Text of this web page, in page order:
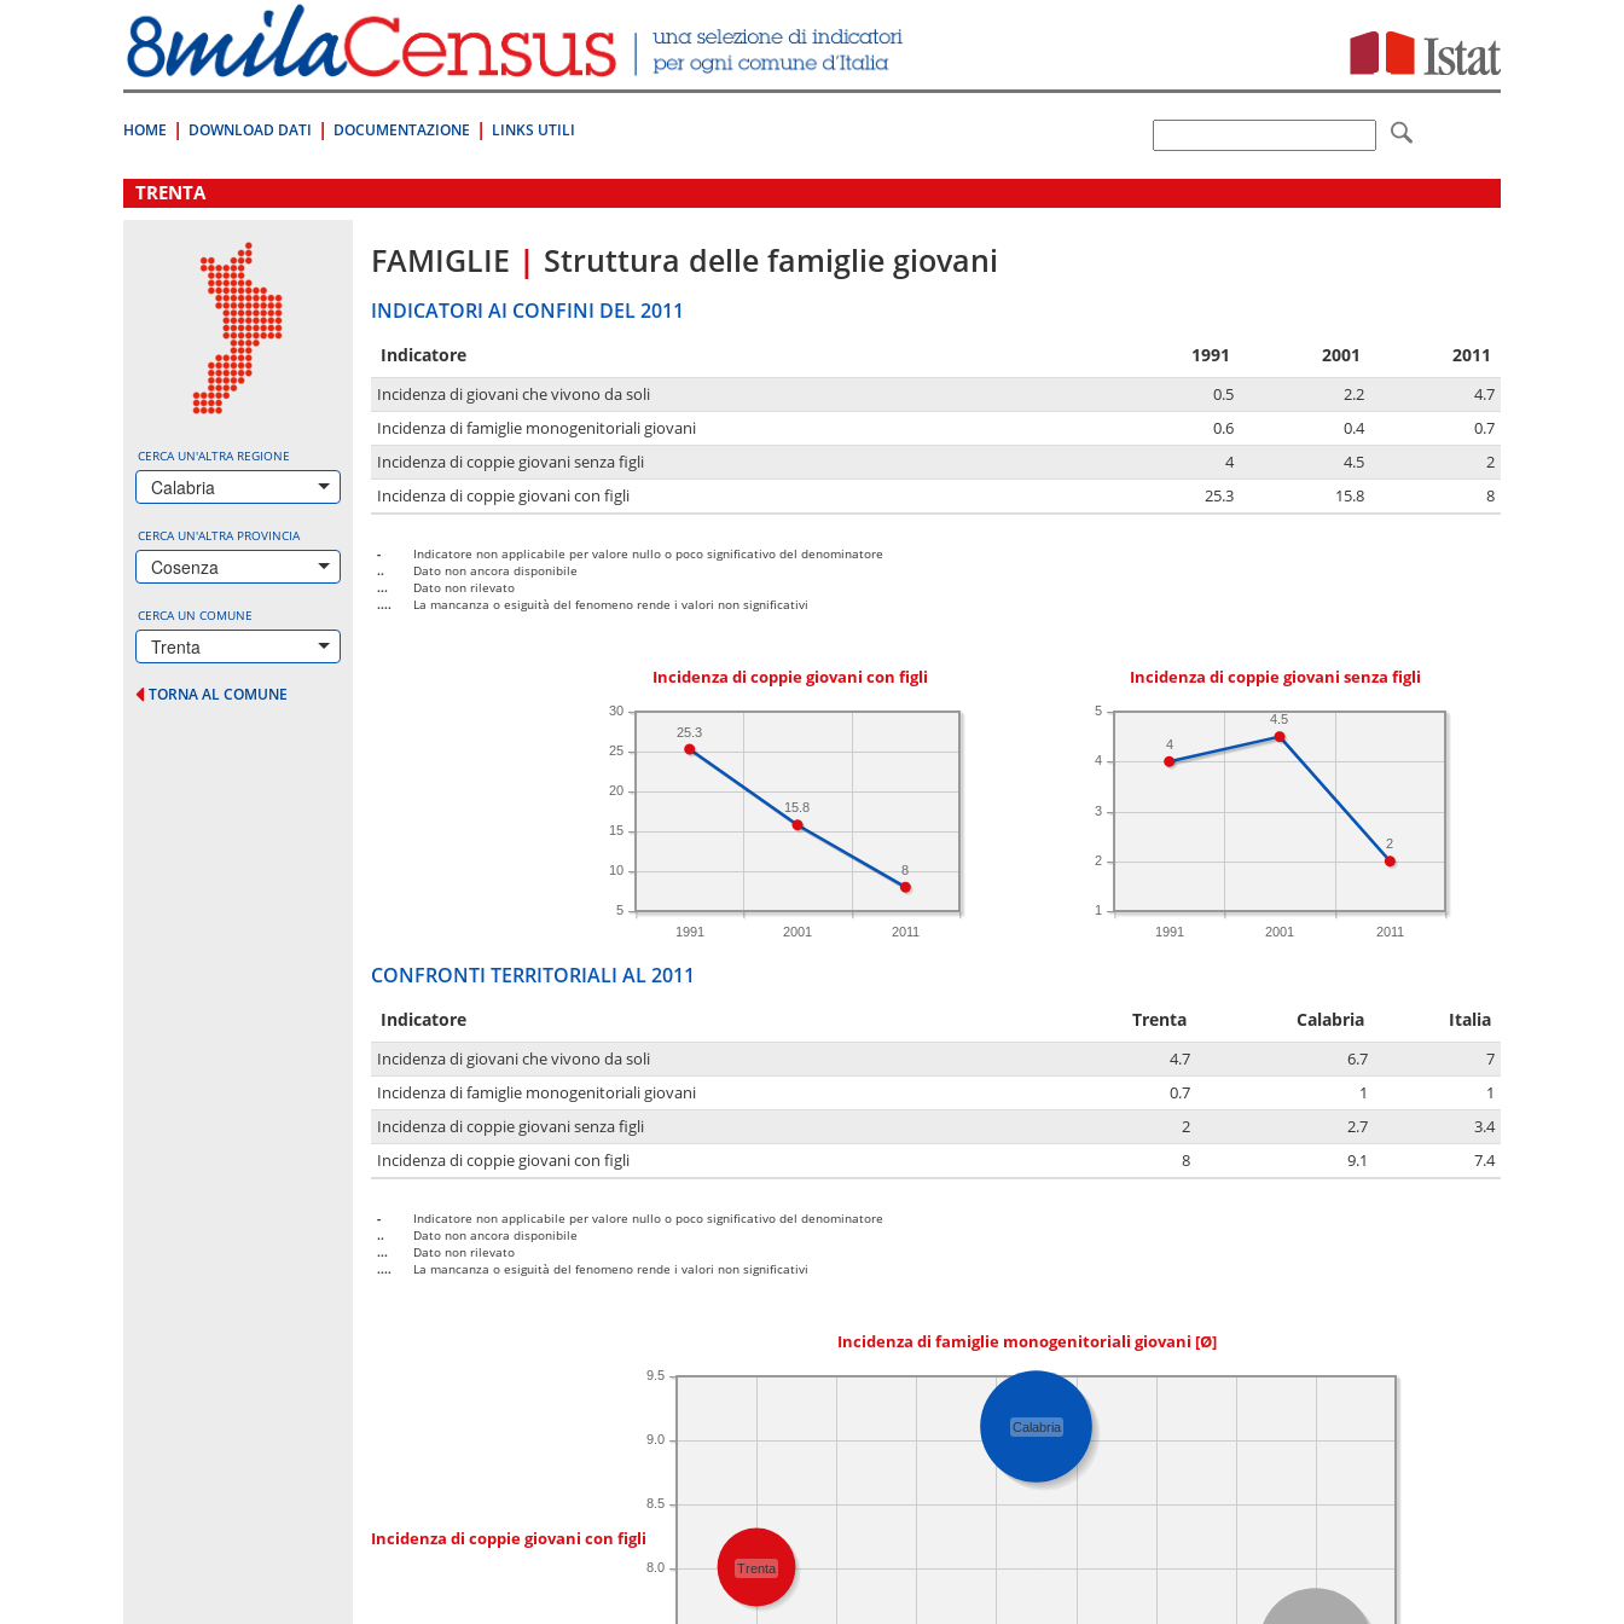
direttamente
a:
Contenuto
HOME DOWNLOAD DATI DOCUMENTAZIONE LINKS UTILI
.
TRENTA
CERCA UN'ALTRA REGIONE
Calabria
CERCA UN'ALTRA PROVINCIA
Cosenza
CERCA UN COMUNE
Trenta
TORNA AL COMUNE
FAMIGLIE | Struttura delle famiglie giovani
INDICATORI AI CONFINI DEL 2011
Indicatore 1991 2001 2011
Incidenza di giovani che vivono da soli 0.5 2.2
4.7
Incidenza di famiglie monogenitoriali giovani
0.6 0.4
0.7
Incidenza di coppie giovani senza figli
4 4.5
2
Incidenza di coppie giovani con figli
25.3 15.8 8
-
Indicatore non applicabile per valore nullo o poco significativo del denominatore
..
Dato non ancora disponibile
...
Dato non rilevato
....
La mancanza o esiguità del fenomeno rende i valori non significativi
Incidenza di coppie giovani con figli
1991 2001 2011
5
10
15
20
25
30
8
15.8
25.3
Incidenza di coppie giovani senza figli
1991 2001 2011
1
2
3
4
5
2
4.5
4
CONFRONTI TERRITORIALI AL 2011
Indicatore Trenta Calabria Italia
Incidenza di giovani che vivono da soli 4.7 6.7
7
Incidenza di famiglie monogenitoriali giovani
0.7 1
1
Incidenza di coppie giovani senza figli
2 2.7
3.4
Incidenza di coppie giovani con figli
8 9.1 7.4
-
Indicatore non applicabile per valore nullo o poco significativo del denominatore
..
Dato non ancora disponibile
...
Dato non rilevato
....
La mancanza o esiguità del fenomeno rende i valori non significativi
Incidenza di famiglie monogenitoriali giovani [Ø]
Incidenza di coppie giovani con figli
8.0
8.5
9.0
9.5
Calabria
Trenta